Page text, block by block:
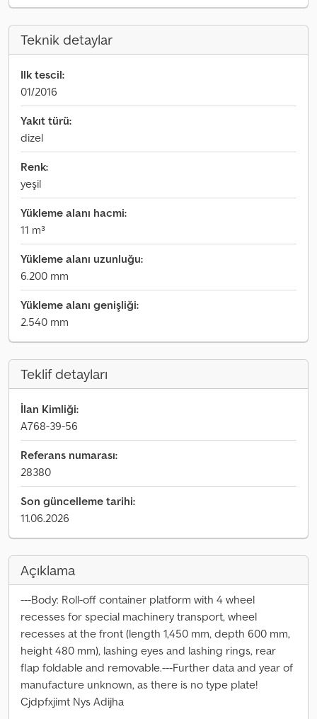
Teknik detaylar
Ilk tescil:
01/2016
Yakıt türü:
dizel
Renk:
yeşil
Yükleme alanı hacmi:
11 m³
Yükleme alanı uzunluğu:
6.200 mm
Yükleme alanı genişliği:
2.540 mm
Teklif detayları
İlan Kimliği:
A768-39-56
Referans numarası:
28380
Son güncelleme tarihi:
11.06.2026
Açıklama
---Body: Roll-off container platform with 4 wheel
recesses for special machinery transport, wheel
recesses at the front (length 1,450 mm, depth 600 mm,
height 480 mm), lashing eyes and lashing rings, rear
flap foldable and removable.---Further data and year of
manufacture unknown, as there is no type plate!
Cjdpfxjimt Nys Adijha